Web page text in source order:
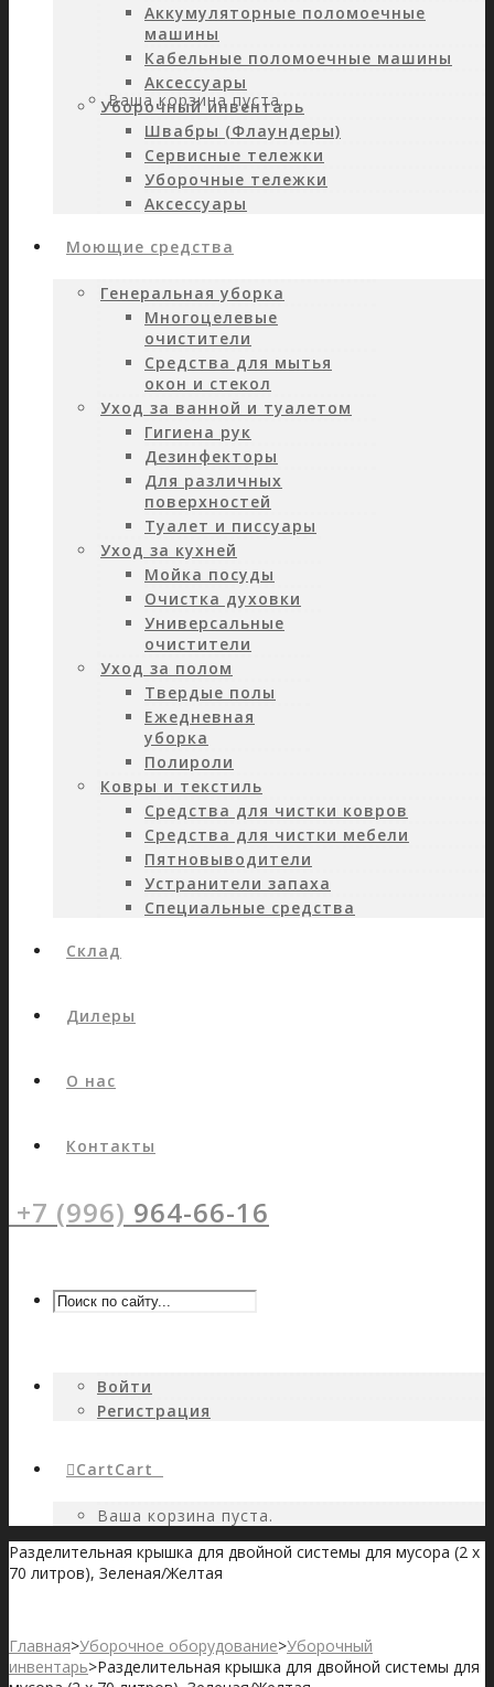
Ваша корзина пуста.
Аккумуляторные поломоечные
машины
Кабельные поломоечные машины
Аксессуары
Уборочный инвентарь
Швабры (Флаундеры)
Сервисные тележки
Уборочные тележки
Аксессуары
Моющие средства
Генеральная уборка
Многоцелевые
очистители
Средства для мытья
окон и стекол
Уход за ванной и туалетом
Гигиена рук
Дезинфекторы
Для различных
поверхностей
Туалет и писсуары
Уход за кухней
Мойка посуды
Очистка духовки
Универсальные
очистители
Уход за полом
Твердые полы
Ежедневная
уборка
Полироли
Ковры и текстиль
Средства для чистки ковров
Средства для чистки мебели
Пятновыводители
Устранители запаха
Специальные средства
Склад
Дилеры
О нас
Контакты
+7 (996) 964-66-16
Войти
Регистрация
CartCart
Ваша корзина пуста.
Разделительная крышка для двойной системы для мусора (2 x
70 литров), Зеленая/Желтая
Главная>Уборочное оборудование>Уборочный
инвентарь>Разделительная крышка для двойной системы для